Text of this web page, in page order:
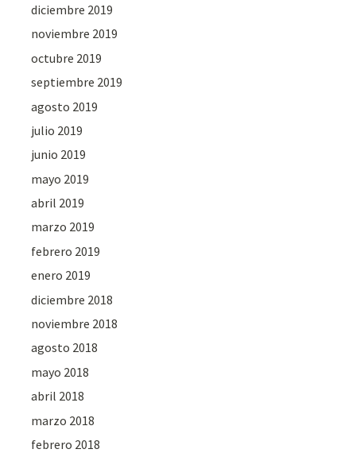
diciembre 2019
noviembre 2019
octubre 2019
septiembre 2019
agosto 2019
julio 2019
junio 2019
mayo 2019
abril 2019
marzo 2019
febrero 2019
enero 2019
diciembre 2018
noviembre 2018
agosto 2018
mayo 2018
abril 2018
marzo 2018
febrero 2018